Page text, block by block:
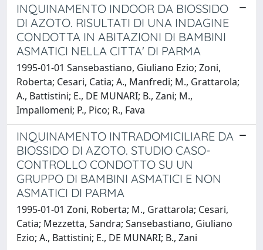
INQUINAMENTO INDOOR DA BIOSSIDO
DI AZOTO. RISULTATI DI UNA INDAGINE
CONDOTTA IN ABITAZIONI DI BAMBINI
ASMATICI NELLA CITTA' DI PARMA
1995-01-01 Sansebastiano, Giuliano Ezio; Zoni,
Roberta; Cesari, Catia; A., Manfredi; M., Grattarola;
A., Battistini; E., DE MUNARI; B., Zani; M.,
Impallomeni; P., Pico; R., Fava
INQUINAMENTO INTRADOMICILIARE DA
BIOSSIDO DI AZOTO. STUDIO CASO-
CONTROLLO CONDOTTO SU UN
GRUPPO DI BAMBINI ASMATICI E NON
ASMATICI DI PARMA
1995-01-01 Zoni, Roberta; M., Grattarola; Cesari,
Catia; Mezzetta, Sandra; Sansebastiano, Giuliano
Ezio; A., Battistini; E., DE MUNARI; B., Zani